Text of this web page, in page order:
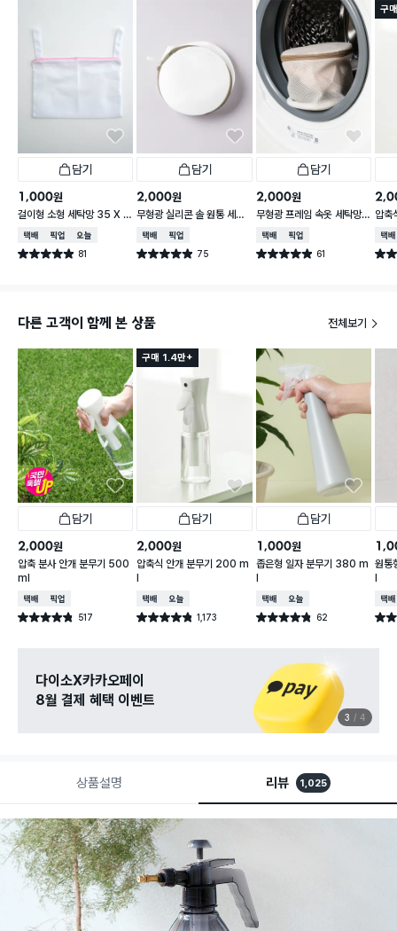
담기
1,000원
걸이형 소형 세탁망 35 X 3
5 X 15 cm
택배배송매장픽업오늘배송
별점 4.9점 81
건 작성
담기
2,000원
무형광 실리콘 솔 원통 세탁
망 18 X 18 X 15 cm
택배배송매장픽업
별점 4.9점 75
건 작성
담기
2,000원
무형광 프레임 속옷 세탁망 1
6 X 16 X 15 cm
택배배송매장픽업
별점 4.9점 61
건 작성
구
압
택배
별점
다른 고객이 함께 본 상품 전체보기
담기
2,000원
압축 분사 안개 분무기 500
ml
택배배송매장픽업
별점 4.8점 517
건 작성
구매 1.4만+
담기
2,000원
압축식 안개 분무기 200 m
택배배송오늘배송
별점 4.8점 1,173
건 작성
담기
1,000원
좁은형 일자 분무기 380 m
택배배송오늘배송
별점 4.8점 62
건 작성
원통
택배
별점
다이소X카카오페이
8월 결제 혜택 이벤트
3 4
상품설명 리뷰 1,025